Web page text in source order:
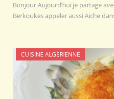
Bonjour Aujourd’hui je partage
Berkoukes appeler aussi Aiche
CUISINE ALGÉRIENNE